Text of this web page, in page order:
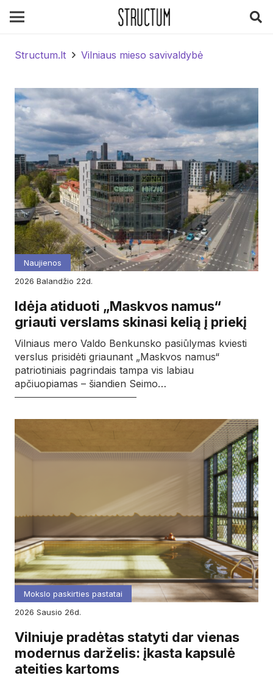
Structum.lt Vilniaus mieso savivaldybė
Naujienos
2026
balandžio 22d.
Idėja atiduoti „Maskvos namus“
griauti verslams skinasi kelią į priekį
Vilniaus mero Valdo Benkunsko pasiūlymas kviesti
verslus prisidėti griaunant „Maskvos namus“
patriotiniais pagrindais tampa vis labiau
apčiuopiamas – šiandien Seimo…
Mokslo paskirties pastatai
2026
sausio 26d.
Vilniuje pradėtas statyti dar vienas
modernus darželis: įkasta kapsulė
ateities kartoms